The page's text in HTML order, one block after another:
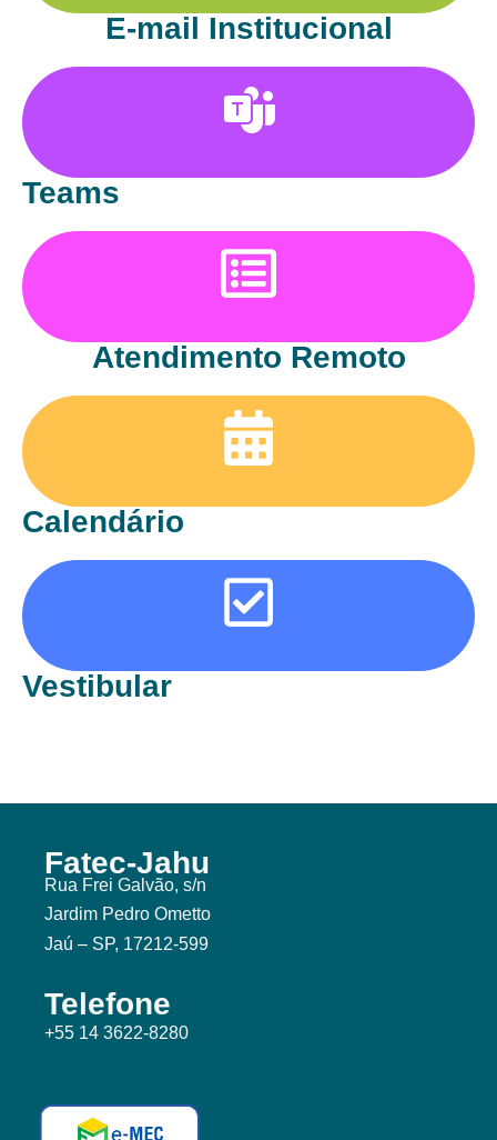
E-mail Institucional
Teams
Atendimento Remoto
Calendário
Vestibular
Fatec-Jahu
Rua Frei Galvão, s/n
Jardim Pedro Ometto
Jaú – SP, 17212-599
Telefone
+55 14 3622-8280